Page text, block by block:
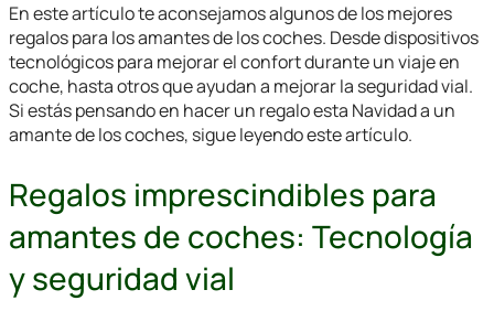
En este artículo te aconsejamos algunos de los mejores
regalos para los amantes de los coches. Desde dispositivos
tecnológicos para mejorar el confort durante un viaje en
coche, hasta otros que ayudan a mejorar la seguridad vial.
Si estás pensando en hacer un regalo esta Navidad a un
amante de los coches, sigue leyendo este artículo.
Regalos imprescindibles para
amantes de coches: Tecnología
y seguridad vial